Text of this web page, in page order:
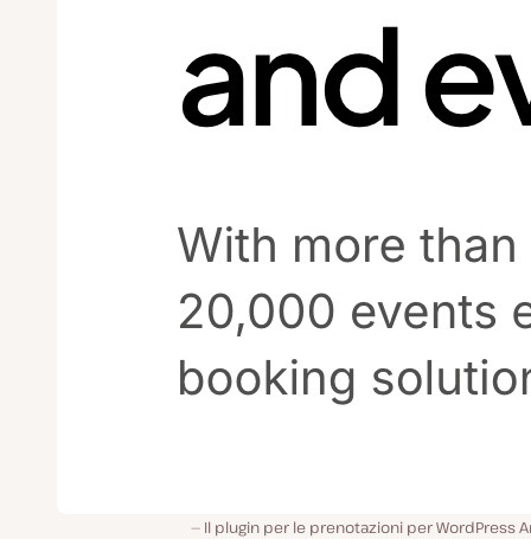
Il plugin per le prenotazioni per WordPress